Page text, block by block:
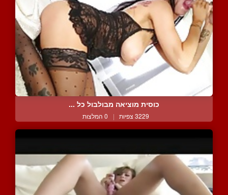
כוסית מוציאה מבולבול כל ...
3229 צפיות | 0 המלצות